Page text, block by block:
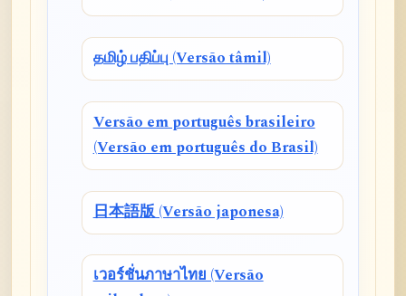
தமிழ் பதிப்பு (Versão tâmil)
Versão em português brasileiro
(Versão em português do Brasil)
日本語版 (Versão japonesa)
เวอร์ชั่นภาษาไทย (Versão